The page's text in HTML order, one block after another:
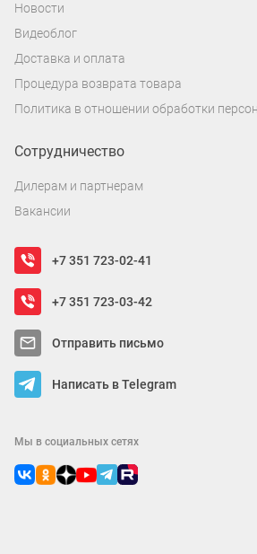
Новости
Видеоблог
Доставка и оплата
Процедура возврата товара
Политика в отношении обработки
Сотрудничество
Дилерам и партнерам
Вакансии
+7 351 723-02-41
+7 351 723-03-42
Отправить письмо
Написать в Telegram
Мы в социальных сетях